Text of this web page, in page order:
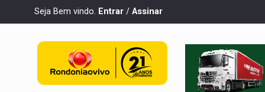
Seja Bem vindo. Entrar / Assinar